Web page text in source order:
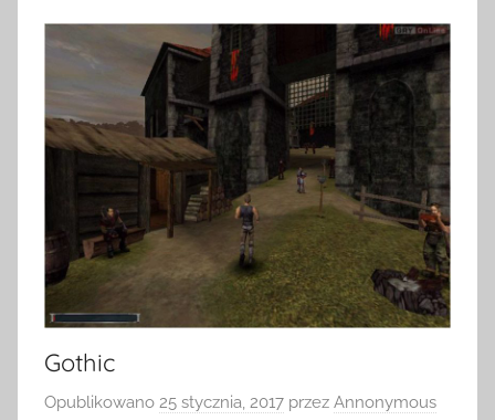
Gothic
Opublikowano 25 stycznia, 2017 przez Annonymous